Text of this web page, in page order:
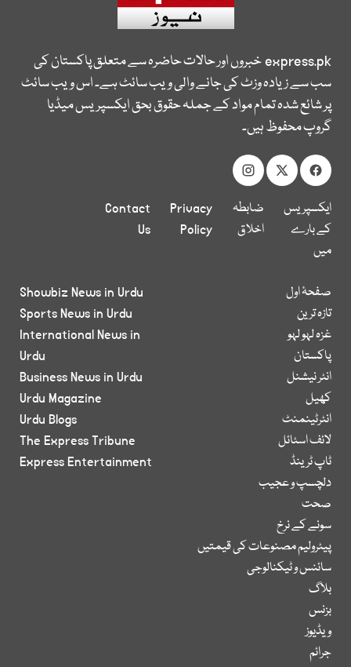
express.pkخبروں اور حالات حاضرہ سے متعلق پاکستان کی
سب سے زیادہ وزٹ کی جانے والی ویب سائٹ ہے۔ اس ویب سائٹ
پر شائع شدہ تمام مواد کے جملہ حقوق بحق ایکسپریس میڈیا
گروپ محفوظ ہیں۔
ایکسپریس
کے بارے
میں
ضابطہ
اخلاق
Privacy
Policy
Contact
Us
صفحۂ اول
تازہ ترین
غزہ لہو لہو
پاکستان
انٹر نیشنل
کھیل
انٹرٹینمنٹ
لائف اسٹائل
ٹاپ ٹرینڈ
دلچسپ و عجیب
صحت
سونے کے نرخ
پیٹرولیم مصنوعات کی قیمتیں
سائنس و ٹیکنالوجی
بلاگ
بزنس
ویڈیوز
جرائم
Showbiz News in Urdu
Sports News in Urdu
International News in
Urdu
Business News in Urdu
Urdu Magazine
Urdu Blogs
The Express Tribune
Express Entertainment